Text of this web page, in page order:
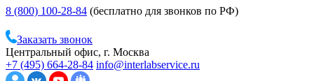
8 (800) 100-28-84 (бесплатно для звонков по РФ)
Заказать звонок
Центральный офис, г. Москва
+7 (495) 664-28-84 info@interlabservice.ru